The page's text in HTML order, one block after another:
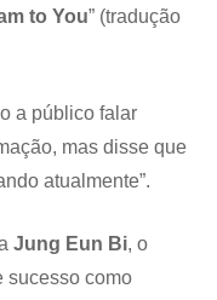
to You” (tradução
a público falar
mas disse que
atualmente”.
Jung Eun Bi, o
sucesso como